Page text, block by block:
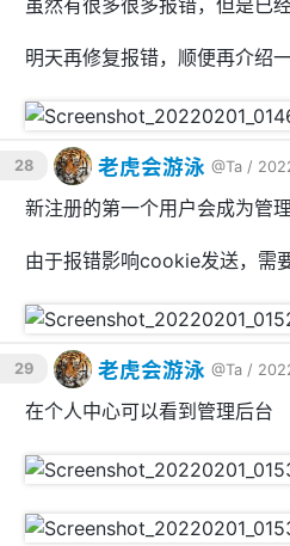
sed -i "s/'root'/'hu60'/g"
明天再修复报错，顺便再介绍
28 老虎会游泳 @Ta /
新注册的第一个用户会成为管理
由于报错影响cookie发送，需
29 老虎会游泳 @Ta /
在个人中心可以看到管理后台